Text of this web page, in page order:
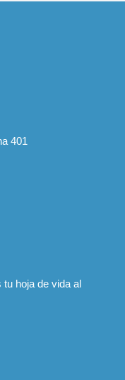
401
hoja de vida al